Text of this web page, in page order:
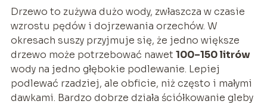
Drzewo to zużywa dużo wody, zwłaszcza w czasie
wzrostu pędów i dojrzewania orzechów. W
okresach suszy przyjmuje się, że jedno większe
drzewo może potrzebować nawet 100–150 litrów
wody na jedno głębokie podlewanie. Lepiej
podlewać rzadziej, ale obficie, niż często i małymi
dawkami. Bardzo dobrze działa ściółkowanie gleby